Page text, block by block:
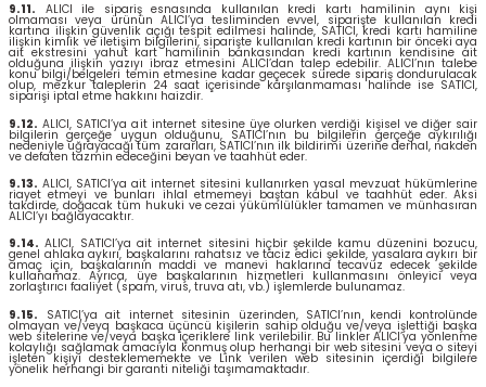
9.11. ALICI ile sipariş esnasında kullanılan kredi kartı hamilinin aynı kişi
olmaması veya ürünün ALICI’ya tesliminden evvel, siparişte kullanılan kredi
kartına ilişkin güvenlik açığı tespit edilmesi halinde, SATICI, kredi kartı hamiline
ilişkin kimlik ve iletişim bilgilerini, siparişte kullanılan kredi kartının bir önceki aya
ait ekstresini yahut kart hamilinin bankasından kredi kartının kendisine ait
olduğuna ilişkin yazıyı ibraz etmesini ALICI’dan talep edebilir. ALICI’nın talebe
konu bilgi/belgeleri temin etmesine kadar geçecek sürede sipariş dondurulacak
olup, mezkur taleplerin 24 saat içerisinde karşılanmaması halinde ise SATICI,
siparişi iptal etme hakkını haizdir.
9.12. ALICI, SATICI’ya ait internet sitesine üye olurken verdiği kişisel ve diğer sair
bilgilerin gerçeğe uygun olduğunu, SATICI’nın bu bilgilerin gerçeğe aykırılığı
nedeniyle uğrayacağı tüm zararları, SATICI’nın ilk bildirimi üzerine derhal, nakden
ve defaten tazmin edeceğini beyan ve taahhüt eder.
9.13. ALICI, SATICI’ya ait internet sitesini kullanırken yasal mevzuat hükümlerine
riayet etmeyi ve bunları ihlal etmemeyi baştan kabul ve taahhüt eder. Aksi
takdirde, doğacak tüm hukuki ve cezai yükümlülükler tamamen ve münhasıran
ALICI’yı bağlayacaktır.
9.14. ALICI, SATICI’ya ait internet sitesini hiçbir şekilde kamu düzenini bozucu,
genel ahlaka aykırı, başkalarını rahatsız ve taciz edici şekilde, yasalara aykırı bir
amaç için, başkalarının maddi ve manevi haklarına tecavüz edecek şekilde
kullanamaz. Ayrıca, üye başkalarının hizmetleri kullanmasını önleyici veya
zorlaştırıcı faaliyet (spam, virus, truva atı, vb.) işlemlerde bulunamaz.
9.15. SATICI’ya ait internet sitesinin üzerinden, SATICI’nın kendi kontrolünde
olmayan ve/veya başkaca üçüncü kişilerin sahip olduğu ve/veya işlettiği başka
web sitelerine ve/veya başka içeriklere link verilebilir. Bu linkler ALICI’ya yönlenme
kolaylığı sağlamak amacıyla konmuş olup herhangi bir web sitesini veya o siteyi
işleten kişiyi desteklememekte ve Link verilen web sitesinin içerdiği bilgilere
yönelik herhangi bir garanti niteliği taşımamaktadır.